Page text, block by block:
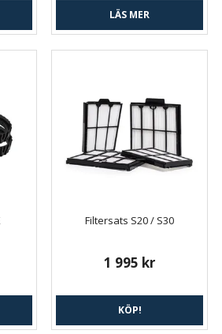
LÄS MER
Filtersats S20 / S30
1 995 kr
KÖP!